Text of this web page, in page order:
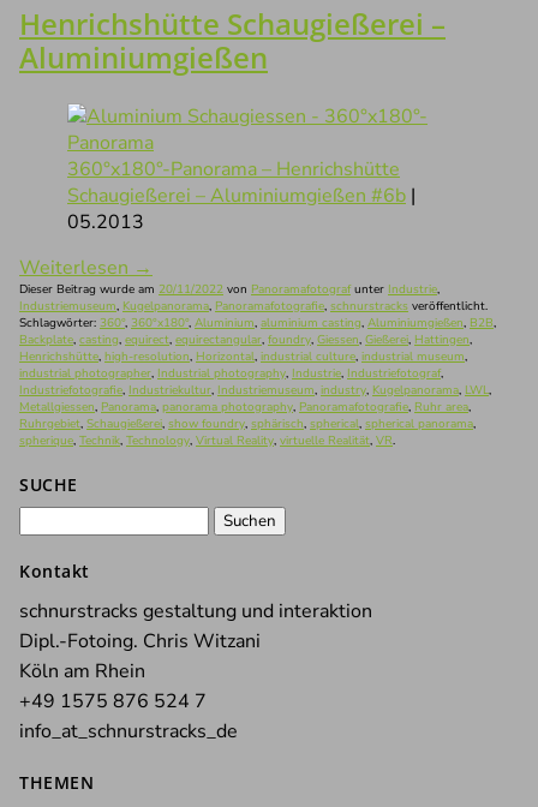
Henrichshütte Schaugießerei –
Aluminiumgießen
360°x180°-Panorama – Henrichshütte
Schaugießerei – Aluminiumgießen #6b |
05.2013
Weiterlesen →
Dieser Beitrag wurde am 20/11/2022 von Panoramafotografunter Industrie,
Industriemuseum, Kugelpanorama, Panoramafotografie, schnurstracks veröffentlicht.
Schlagwörter: 360°, 360°x180°, Aluminium, aluminium casting, Aluminiumgießen, B2B,
Backplate, casting, equirect, equirectangular, foundry, Giessen, Gießerei, Hattingen,
Henrichshütte, high-resolution, Horizontal, industrial culture, industrial museum,
industrial photographer, Industrial photography, Industrie, Industriefotograf,
Industriefotografie, Industriekultur, Industriemuseum, industry, Kugelpanorama, LWL,
Metallgiessen, Panorama, panorama photography, Panoramafotografie, Ruhr area,
Ruhrgebiet, Schaugießerei, show foundry, sphärisch, spherical, spherical panorama,
spherique, Technik, Technology, Virtual Reality, virtuelle Realität, VR.
SUCHE
Kontakt
schnurstracks gestaltung und interaktion
Dipl.-Fotoing. Chris Witzani
Köln am Rhein
+49 1575 876 524 7
info_at_schnurstracks_de
THEMEN